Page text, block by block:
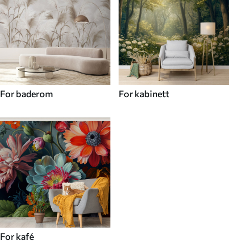
For baderom For kabinett
For kafé